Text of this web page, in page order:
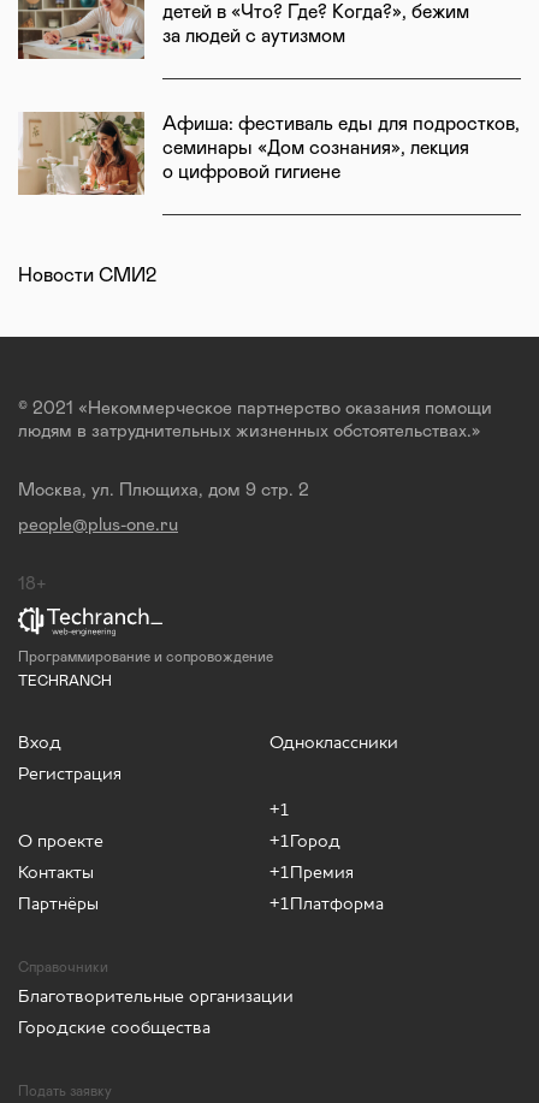
детей в «Что? Где? Когда?», бежим
за людей с аутизмом
Афиша: фестиваль еды для подростков,
семинары «Дом сознания», лекция
о цифровой гигиене
Новости СМИ2
© 2021 «Некоммерческое партнерство оказания помощи
людям в затруднительных жизненных обстоятельствах.»
Москва, ул. Плющиха, дом 9 стр. 2
people@plus-one.ru
18+
Программирование и сопровождение
TECHRANCH
Вход
Регистрация
О проекте
Контакты
Партнёры
Одноклассники
+1
+1Город
+1Премия
+1Платформа
Справочники
Благотворительные организации
Городские сообщества
Подать заявку